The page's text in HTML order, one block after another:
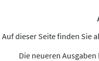
Auf dieser Seite finden Sie
Die neueren